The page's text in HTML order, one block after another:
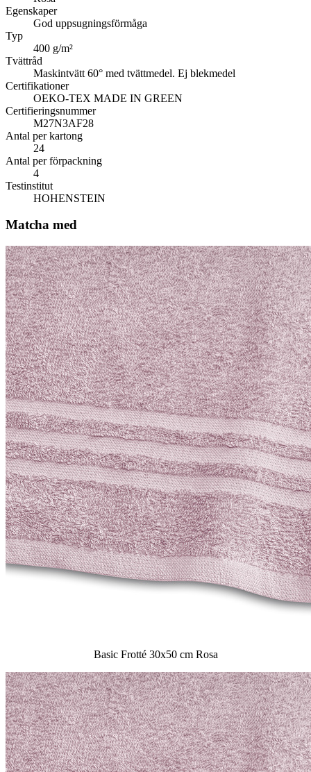
Egenskaper
God uppsugningsförmåga
Typ
400 g/m²
Tvättråd
Maskintvätt 60° med tvättmedel. Ej blekmedel
Certifikationer
OEKO-TEX MADE IN GREEN
Certifieringsnummer
M27N3AF28
Antal per kartong
24
Antal per förpackning
4
Testinstitut
HOHENSTEIN
Matcha med
Basic Frotté 30x50 cm Rosa